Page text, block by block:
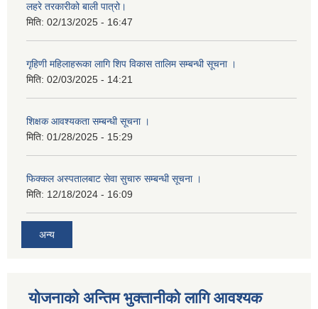
लहरे तरकारीको बाली पात्रो।
मिति: 02/13/2025 - 16:47
गृहिणी महिलाहरूका लागि शिप विकास तालिम सम्बन्धी सूचना ‌।
मिति: 02/03/2025 - 14:21
शिक्षक आवश्यकता सम्बन्धी सूचना ।
मिति: 01/28/2025 - 15:29
फिक्कल अस्पतालबाट सेवा सुचारु सम्बन्धी सूचना ।
मिति: 12/18/2024 - 16:09
अन्य
योजनाको अन्तिम भुक्तानीको लागि आवश्यक